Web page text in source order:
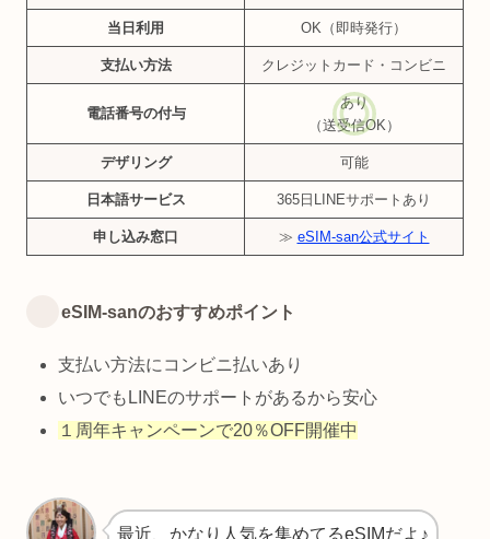
当日利用 OK（即時発行）
支払い方法 クレジットカード・コンビニ
電話番号の付与
あり
（送受信OK）
デザリング 可能
日本語サービス 365日LINEサポートあり
申し込み窓口 ≫ eSIM-san公式サイト
eSIM-sanのおすすめポイント
支払い方法にコンビニ払いあり
いつでもLINEのサポートがあるから安心
１周年キャンペーンで20％OFF開催中
最近、かなり人気を集めてるeSIMだよ♪